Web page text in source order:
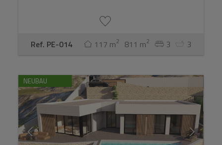
Ref. PE-014 117 m2 811 m2 3 3
NEUBAU